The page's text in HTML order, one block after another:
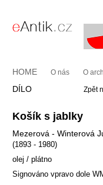
HOME O nás O
DÍLO Zpět
Košík s jablky
Mezerová - Winterová
(1893 - 1980)
olej / plátno
Signováno vpravo dole